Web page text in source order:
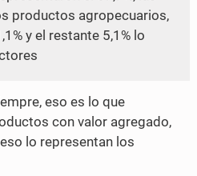
productos agropecuarios,
y el restante 5,1% lo
eso es lo que
con valor agregado,
lo representan los